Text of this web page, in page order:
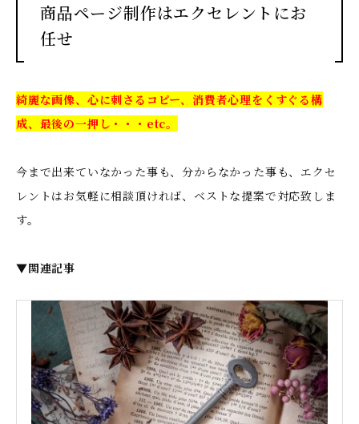
商品ページ制作はエクセレントにお
任せ
綺麗な画像、心に刺さるコピー、消費者心理をくすぐる構
成、最後の一押し・・・etc。
今まで出来ていなかった事も、分からなかった事も、エクセ
レントはお気軽に相談頂ければ、ベストな提案で対応致しま
す。
▼関連記事